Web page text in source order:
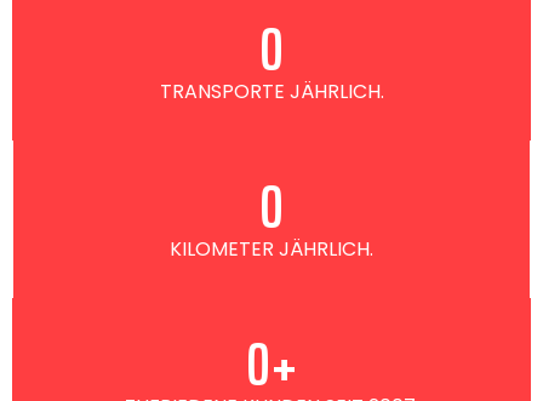
TRANSPORTE JÄHRLICH.
0
KILOMETER JÄHRLICH.
0
0+